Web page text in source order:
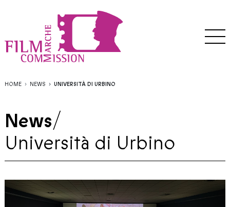
HOME NEWS UNIVERSITÀ DI URBINO
News/
Università di Urbino